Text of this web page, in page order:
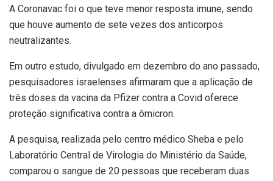
A Coronavac foi o que teve menor resposta imune, sendo
que houve aumento de sete vezes dos anticorpos
neutralizantes.
Em outro estudo, divulgado em dezembro do ano passado,
pesquisadores israelenses afirmaram que a aplicação de
três doses da vacina da Pfizer contra a Covid oferece
proteção significativa contra a ômicron.
A pesquisa, realizada pelo centro médico Sheba e pelo
Laboratório Central de Virologia do Ministério da Saúde,
comparou o sangue de 20 pessoas que receberam duas